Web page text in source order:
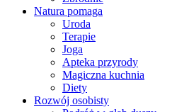
Natura pomaga
Uroda
Terapie
Joga
Apteka przyrody
Magiczna kuchnia
Diety
Rozwój osobisty